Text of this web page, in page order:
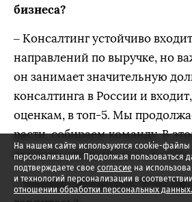
На нашем сайте используются cookie-файлы
персонализации. Продолжая пользоваться
подтверждаете свое согласие на
и технологий персонализации в
отношении обработки персональных данных.
бизнеса?
– Консалтинг устойчиво
направлений по выручке, но
он занимает значительную
консалтинга в России и
оценкам, в топ-5. Мы
расти, собираем команду. В
команда увеличится на
– Какими проектами